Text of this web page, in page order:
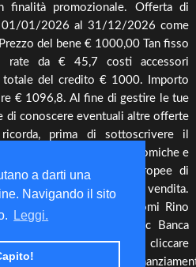
a darti una
Navigando il sito
Leggi.
solari & Bollitori
finalità promozionale. Offerta di
01/01/2026 al 31/12/2026 come
del bene € 1000,00 Tan fisso
rate da € 45,7 costi accessori
totale del credito € 1000. Importo
€ 1096,8. Al fine di gestire le tue
di conoscere eventuali altre offerte
prima di sottoscrivere il
di tutte le condizioni economiche e
alle Informazioni Europee di
(IEBCC) presso il punto vendita.
Banca S.p.A.. Bonomi Rino
credito per Findomestic Banca
per maggiori info cliccare
ecommerce/